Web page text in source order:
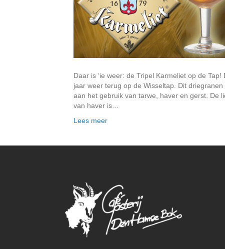
Daar is ‘ie weer: de Tripel Karmeliet op de
jaar weer terug op de Wisseltap. Dit
aan het gebruik van tarwe, haver en gerst. De
van haver is…
Lees meer